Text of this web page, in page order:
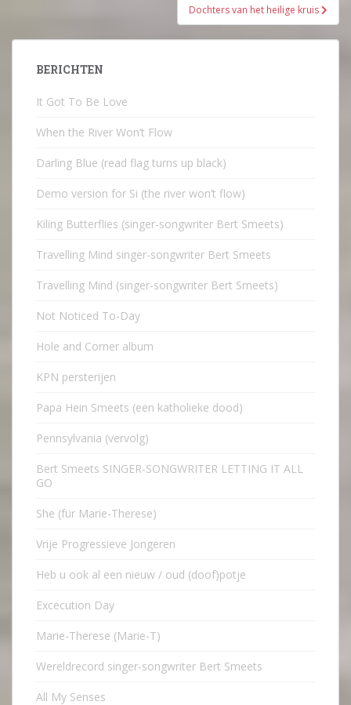
Dochters van het heilige kruis
BERICHTEN
It Got To Be Love
When the River Won’t Flow
Darling Blue (read flag turns up black)
Demo version for Si (the river won’t flow)
Kiling Butterflies (singer-songwriter Bert Smeets)
Travelling Mind singer-songwriter Bert Smeets
Travelling Mind (singer-songwriter Bert Smeets)
Not Noticed To-Day
Hole and Corner album
KPN persterijen
Papa Hein Smeets (een katholieke dood)
Pennsylvania (vervolg)
Bert Smeets SINGER-SONGWRITER LETTING IT ALL
GO
She (für Marie-Therese)
Vrije Progressieve Jongeren
Heb u ook al een nieuw / oud (doof)potje
Excecution Day
Marie-Therese (Marie-T)
Wereldrecord singer-songwriter Bert Smeets
All My Senses